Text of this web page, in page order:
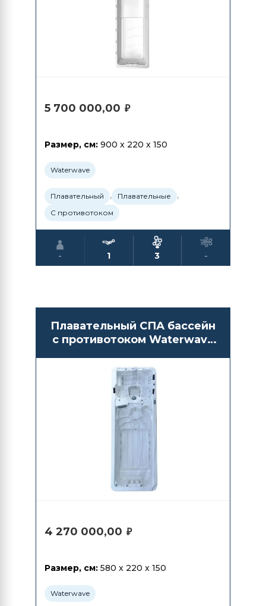
5 700 000,00 ₽
Размер, см: 900 x 220 x 150
Waterwave
Плавательный , Плавательные ,
С противотоком
- 1 3 -
Плавательный СПА бассейн
с противотоком Waterwave
4 270 000,00 ₽
Размер, см: 580 x 220 x 150
Waterwave